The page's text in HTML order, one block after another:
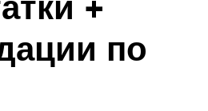
по